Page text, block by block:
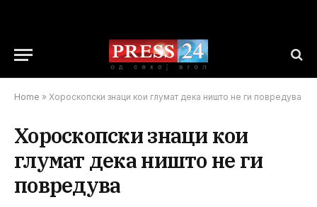
Home » Хороскопски знаци кои глумат дека ништо не ги повредува
Хороскопски знаци кои
глумат дека ништо не ги
повредува